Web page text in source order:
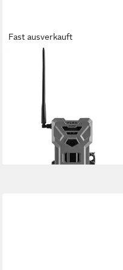
Fast ausverkauft
Black LEDs Anthrazit 680621
(Low-Glow-LEDs, Black LEDs)
ab 179,00 €
mtl. in 12 Raten
lieferbar - in 3-4 Werktagen bei dir